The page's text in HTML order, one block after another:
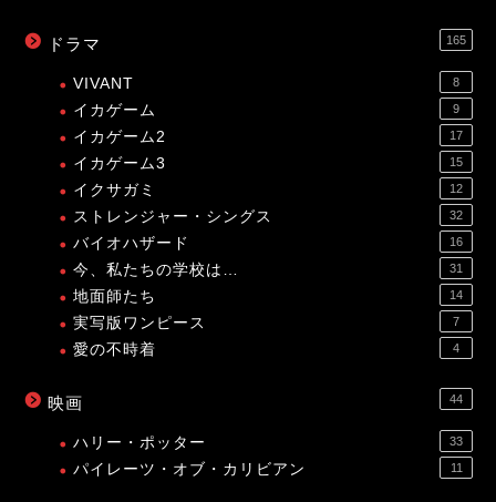
ドラマ 165
VIVANT 8
イカゲーム 9
イカゲーム2 17
イカゲーム3 15
イクサガミ 12
ストレンジャー・シングス 32
バイオハザード 16
今、私たちの学校は… 31
地面師たち 14
実写版ワンピース 7
愛の不時着 4
映画 44
ハリー・ポッター 33
パイレーツ・オブ・カリビアン 11